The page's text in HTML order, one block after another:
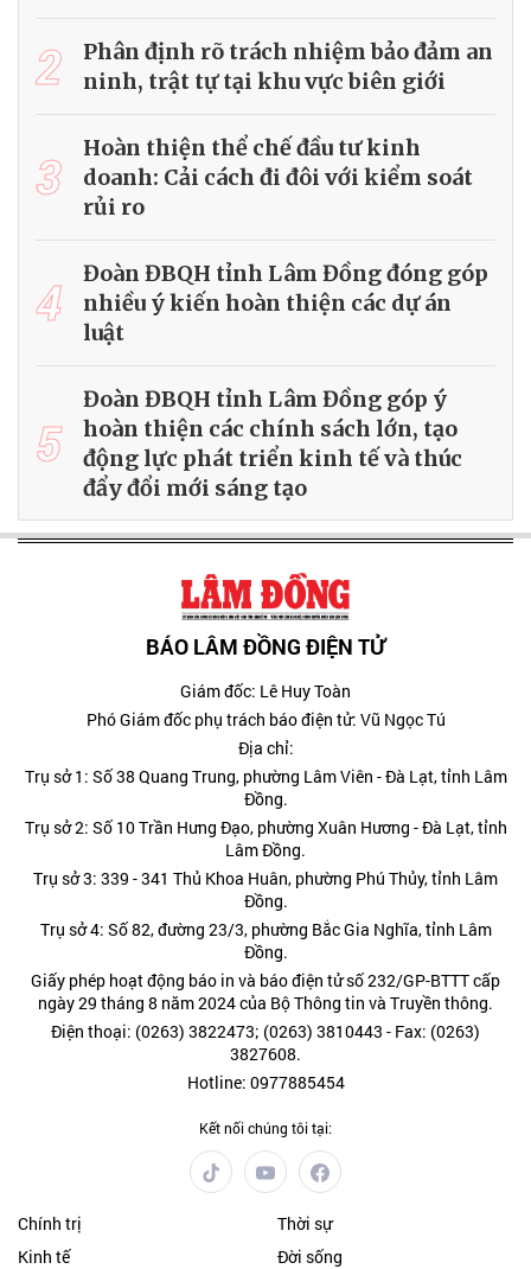
2
Phân định rõ trách nhiệm bảo đảm an
ninh, trật tự tại khu vực biên giới
3
Hoàn thiện thể chế đầu tư kinh
doanh: Cải cách đi đôi với kiểm soát
rủi ro
4
Đoàn ĐBQH tỉnh Lâm Đồng đóng góp
nhiều ý kiến hoàn thiện các dự án
luật
5
Đoàn ĐBQH tỉnh Lâm Đồng góp ý
hoàn thiện các chính sách lớn, tạo
động lực phát triển kinh tế và thúc
đẩy đổi mới sáng tạo
BÁO LÂM ĐỒNG ĐIỆN TỬ
Giám đốc: Lê Huy Toàn
Phó Giám đốc phụ trách báo điện tử: Vũ Ngọc Tú
Địa chỉ:
Trụ sở 1: Số 38 Quang Trung, phường Lâm Viên - Đà Lạt, tỉnh Lâm
Đồng.
Trụ sở 2: Số 10 Trần Hưng Đạo, phường Xuân Hương - Đà Lạt, tỉnh
Lâm Đồng.
Trụ sở 3: 339 - 341 Thủ Khoa Huân, phường Phú Thủy, tỉnh Lâm
Đồng.
Trụ sở 4: Số 82, đường 23/3, phường Bắc Gia Nghĩa, tỉnh Lâm
Đồng.
Giấy phép hoạt động báo in và báo điện tử số 232/GP-BTTT cấp
ngày 29 tháng 8 năm 2024 của Bộ Thông tin và Truyền thông.
Điện thoại: (0263) 3822473; (0263) 3810443 - Fax: (0263)
3827608.
Hotline: 0977885454
Kết nối chúng tôi tại:
Chính trị
Thời sự
Kinh tế
Đời sống